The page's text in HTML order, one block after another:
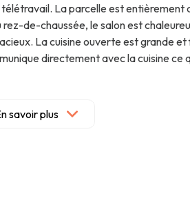
La parcelle est
de-chaussée, le salon est
La cuisine ouverte est grande
directement avec la cuisine ce
et un WC séparé complètent ce
arboré avec goût et ne souffre
€ et 2 730 € par an, Prix moyens
: www.georisques.gouv.fr. Au
Immobilier - SARL Amélie
savoir plus